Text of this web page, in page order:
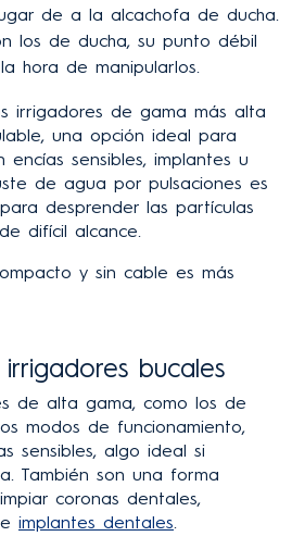
de a la alcachofa de ducha.
los de ducha, su punto débil
hora de manipularlos.
irrigadores de gama más alta
una opción ideal para
sensibles, implantes u
de agua por pulsaciones es
desprender las partículas
difícil alcance.
y sin cable es más
bucales
de alta gama, como los de
modos de funcionamiento,
sensibles, algo ideal si
También son una forma
coronas dentales,
implantes dentales